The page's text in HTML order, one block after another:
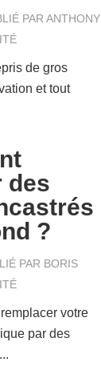
PARANTHONY
de gros
et tout
des
?
PAR BORIS
votre
par des